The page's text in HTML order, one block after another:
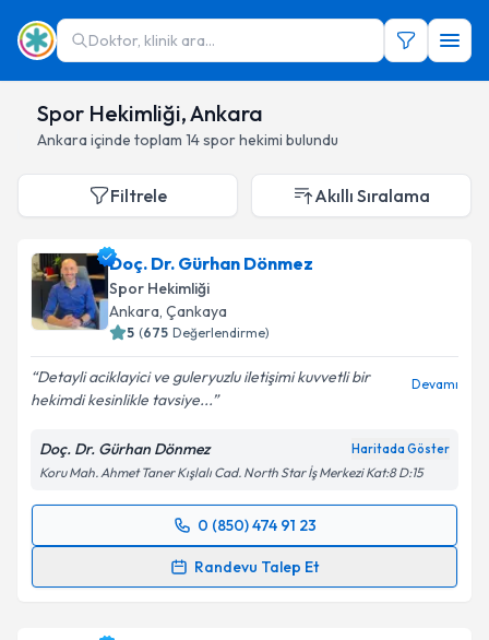
Doktor, klinik ara...
Spor Hekimliği, Ankara
Ankara içinde toplam 14spor hekimi bulundu
Filtrele Akıllı Sıralama
Doç. Dr. Gürhan Dönmez
Spor Hekimliği
Ankara, Çankaya
5 (675 Değerlendirme)
Detayli aciklayici ve guleryuzlu iletişimi kuvvetli bir
hekimdi kesinlikle tavsiye...
Devamı
Doç. Dr. Gürhan Dönmez Haritada Göster
Koru Mah. Ahmet Taner Kışlalı Cad. North Star İş Merkezi Kat:8 D:15
0 (850) 474 91 23
Randevu Talep Et
Randevu Takvimi Talebi